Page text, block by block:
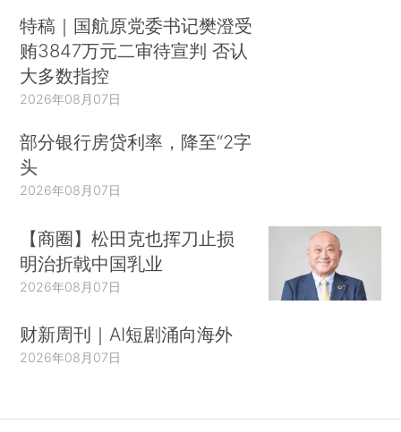
特稿｜国航原党委书记樊澄受
贿3847万元二审待宣判 否认
大多数指控
2026年08月07日
部分银行房贷利率，降至“2字
头
2026年08月07日
【商圈】松田克也挥刀止损
明治折戟中国乳业
2026年08月07日
财新周刊｜AI短剧涌向海外
2026年08月07日